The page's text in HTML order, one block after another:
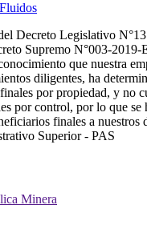
Decreto Legislativo
Supremo N°003-2019-
que nuestra
diligentes, ha
por propiedad, y no
por control, por lo que se
finales a nuestros
Superior - PAS
Minera